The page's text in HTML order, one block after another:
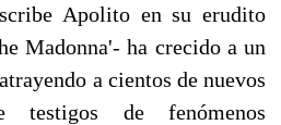
Apolito en su erudito
Madonna'- ha crecido a un
a cientos de nuevos
testigos de fenómenos